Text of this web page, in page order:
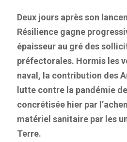
Deux jours après son
Résilience gagne
épaisseur au gré des
préfectorales. Hormis les
naval, la contribution des
lutte contre la pandémie
concrétisée hier par
matériel sanitaire par les
Terre.